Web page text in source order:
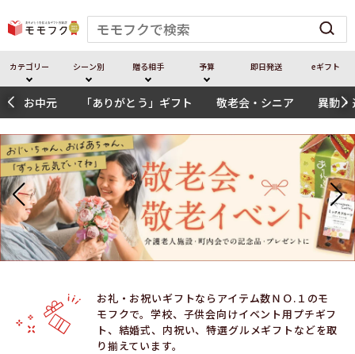
カテゴリー シーン別 贈る相⼿ 予算 即⽇発送 eギフト
お中元 「ありがとう」ギフト 敬老会・シニア 異動・
お礼・お祝いギフトならアイテム数ＮＯ.１のモ
モフクで。学校、子供会向けイベント用プチギフ
ト、結婚式、内祝い、特選グルメギフトなどを取
り揃えています。